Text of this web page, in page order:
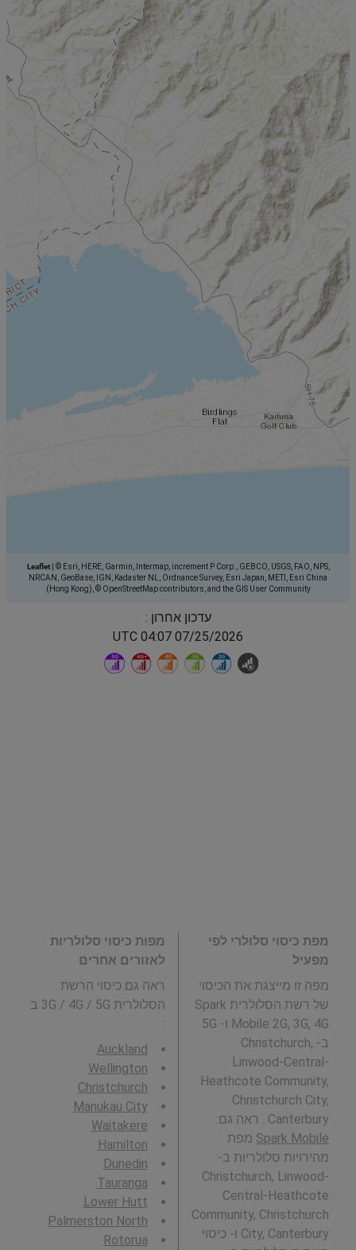
Leaflet
© Esri, HERE, Garmin, Intermap, increment P Corp., GEBCO, USGS, FAO, NPS,
NRCAN, GeoBase, IGN, Kadaster NL, Ordnance Survey, Esri Japan, METI, Esri China
(Hong Kong), © OpenStreetMap contributors, and the GIS User Community
עדכון אחרון :
07/25/2026 04:07 UTC
מפת כיסוי סלולרי לפי
מפעיל
מפה זו מייצגת את הכיסוי
של רשת הסלולרית Spark
Mobile 2G, 3G, 4G ו- 5G
ב- Christchurch,
Linwood-Central-
Heathcote Community,
Christchurch City,
Canterbury . ראה גם:
Spark Mobile מפת
מהירויות סלולריות ב-
Christchurch, Linwood-
Central-Heathcote
Community, Christchurch
City, Canterbury ו- כיסוי
מפות כיסוי סלולריות
לאזורים אחרים
ראה גם כיסוי הרשת
הסלולרית 3G / 4G / 5G ב
:
Auckland
Wellington
Christchurch
Manukau City
Waitakere
Hamilton
Dunedin
Tauranga
Lower Hutt
Palmerston North
Rotorua